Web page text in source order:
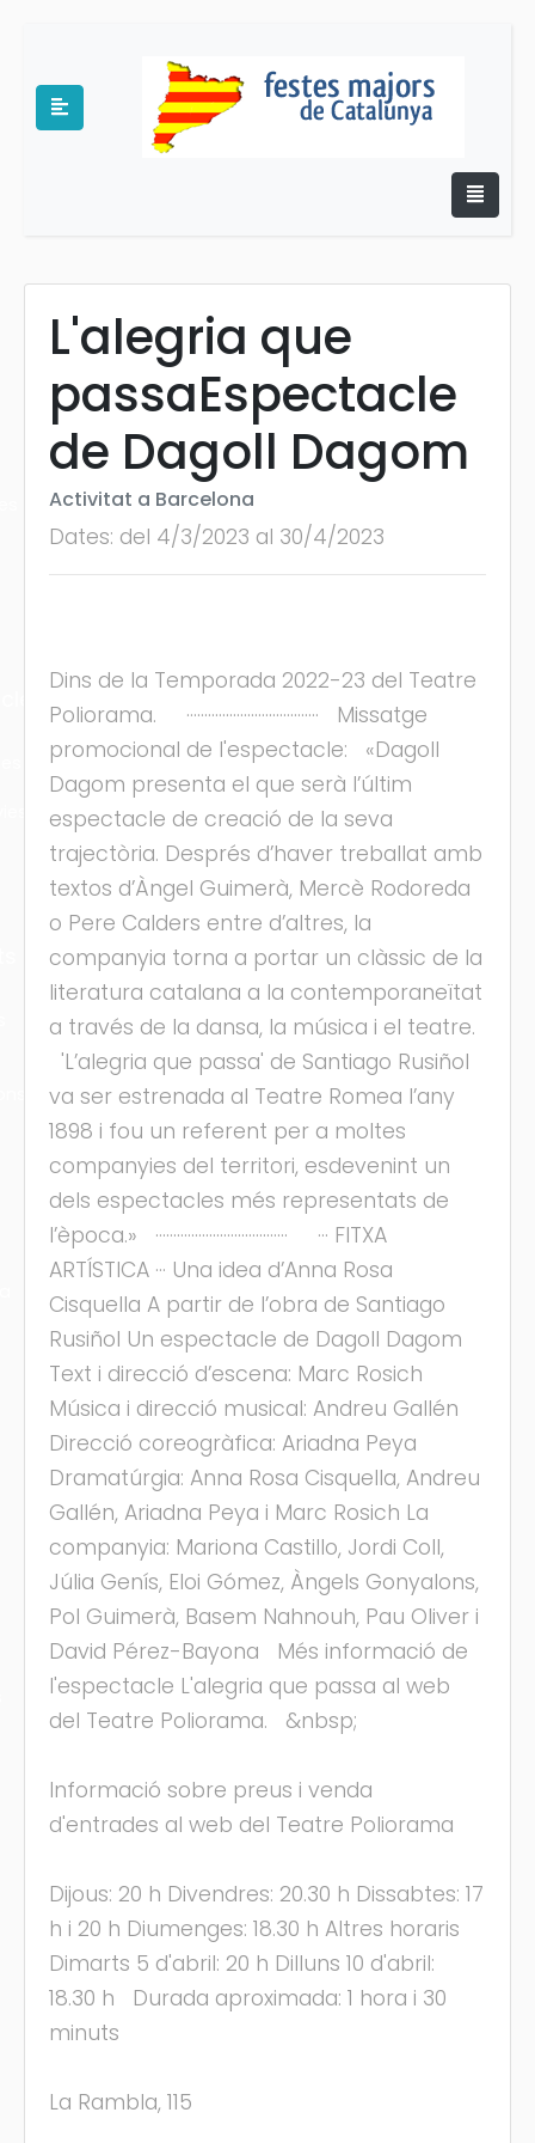
L'alegria que
passaEspectacle
de Dagoll Dagom
Activitat a Barcelona
Dates: del 4/3/2023 al 30/4/2023
Dins de la Temporada 2022-23 del Teatre
Poliorama. ····································· Missatge
promocional de l'espectacle: «Dagoll
Dagom presenta el que serà l’últim
espectacle de creació de la seva
trajectòria. Després d’haver treballat amb
textos d’Àngel Guimerà, Mercè Rodoreda
o Pere Calders entre d’altres, la
companyia torna a portar un clàssic de la
literatura catalana a la contemporaneïtat
a través de la dansa, la música i el teatre.
'L’alegria que passa' de Santiago Rusiñol
va ser estrenada al Teatre Romea l’any
1898 i fou un referent per a moltes
companyies del territori, esdevenint un
dels espectacles més representats de
l’època.» ····································· ··· FITXA
ARTÍSTICA ··· Una idea d’Anna Rosa
Cisquella A partir de l’obra de Santiago
Rusiñol Un espectacle de Dagoll Dagom
Text i direcció d’escena: Marc Rosich
Música i direcció musical: Andreu Gallén
Direcció coreogràfica: Ariadna Peya
Dramatúrgia: Anna Rosa Cisquella, Andreu
Gallén, Ariadna Peya i Marc Rosich La
companyia: Mariona Castillo, Jordi Coll,
Júlia Genís, Eloi Gómez, Àngels Gonyalons,
Pol Guimerà, Basem Nahnouh, Pau Oliver i
David Pérez-Bayona Més informació de
l'espectacle L'alegria que passa al web
del Teatre Poliorama. &nbsp;
Informació sobre preus i venda
d'entrades al web del Teatre Poliorama
Dijous: 20 h Divendres: 20.30 h Dissabtes: 17
h i 20 h Diumenges: 18.30 h Altres horaris
Dimarts 5 d'abril: 20 h Dilluns 10 d'abril:
18.30 h Durada aproximada: 1 hora i 30
minuts
La Rambla, 115